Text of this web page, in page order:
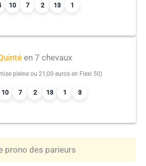
10 7 2 13 1
en 7 chevaux
pleine ou 21,00 euros en Flexi 50)
10 7 2 13 1 3
prono des parieurs